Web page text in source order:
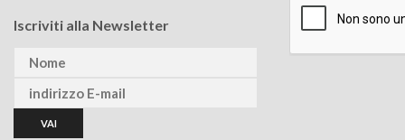
Iscriviti alla Newsletter